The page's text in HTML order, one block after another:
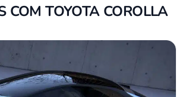
COM TOYOTA COROLLA